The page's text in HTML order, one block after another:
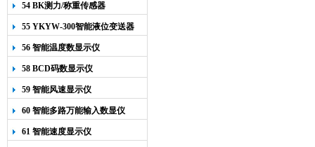
54 BK测力/称重传感器
55 YKYW-300智能液位变送器
56 智能温度数显示仪
58 BCD码数显示仪
59 智能风速显示仪
60 智能多路万能输入数显仪
61 智能速度显示仪